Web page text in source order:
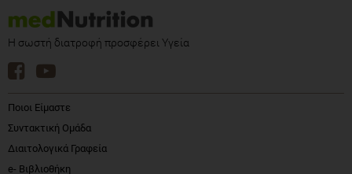
Η σωστή διατροφή προσφέρει Υγεία
Ποιοι Είμαστε
Συντακτική Ομάδα
Διαιτολογικά Γραφεία
e- Βιβλιοθήκη